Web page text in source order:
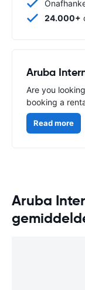
24.000+
Aruba
Are you
booking a
Read more
Aruba